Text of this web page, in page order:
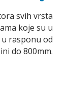
svih vrsta
koje su u
rasponu od
do 800mm.